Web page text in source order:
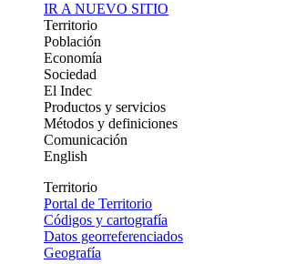
IR A NUEVO SITIO
Territorio
Población
Economía
Sociedad
El Indec
Productos y servicios
Métodos y definiciones
Comunicación
English
Territorio
Portal de Territorio
Códigos y cartografía
Datos georreferenciados
Geografía